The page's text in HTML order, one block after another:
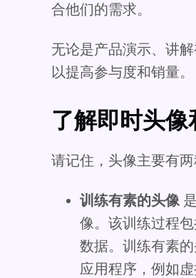
合他们的需求。
无论是产品演示、讲
以提高参与度和销量。
了解即时头像
请记住，头像主要有
训练有素的头像
像。该训练过程
数据。训练有素
应用程序，例如